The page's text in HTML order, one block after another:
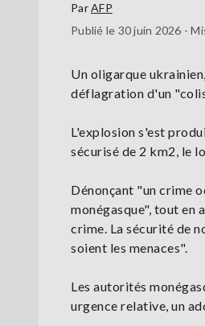
ParAFP
Publié le 30 juin 2026 -
Un oligarque
déflagration d'un
L'explosion s'est
sécurisé de 2 km2, le
Dénonçant "un crime
monégasque", tout en
crime. La sécurité de
soient les menaces".
Les autorités
urgence relative, un